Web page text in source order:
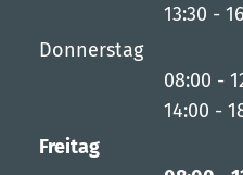
Von
13:30 -
Donnerstag
08:00 -
Von
14:00 -
Freitag